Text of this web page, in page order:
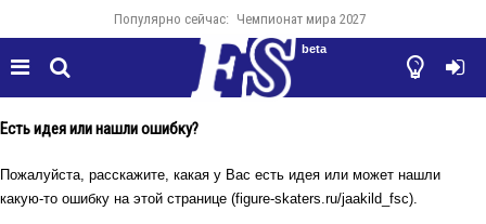
Популярно сейчас: Чемпионат мира 2027
  

beta
Есть идея или нашли ошибку?
Пожалуйста, расскажите, какая у Вас есть идея или может нашли
какую-то ошибку на этой странице (figure-skaters.ru/jaakild_fsc).